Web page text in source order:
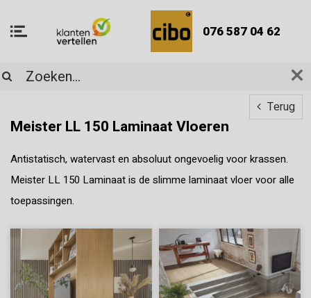
076 587 04 62
Terug
Meister LL 150 Laminaat Vloeren
Antistatisch, watervast en absoluut ongevoelig voor krassen.
Meister LL 150 Laminaat is de slimme laminaat vloer voor alle
toepassingen.